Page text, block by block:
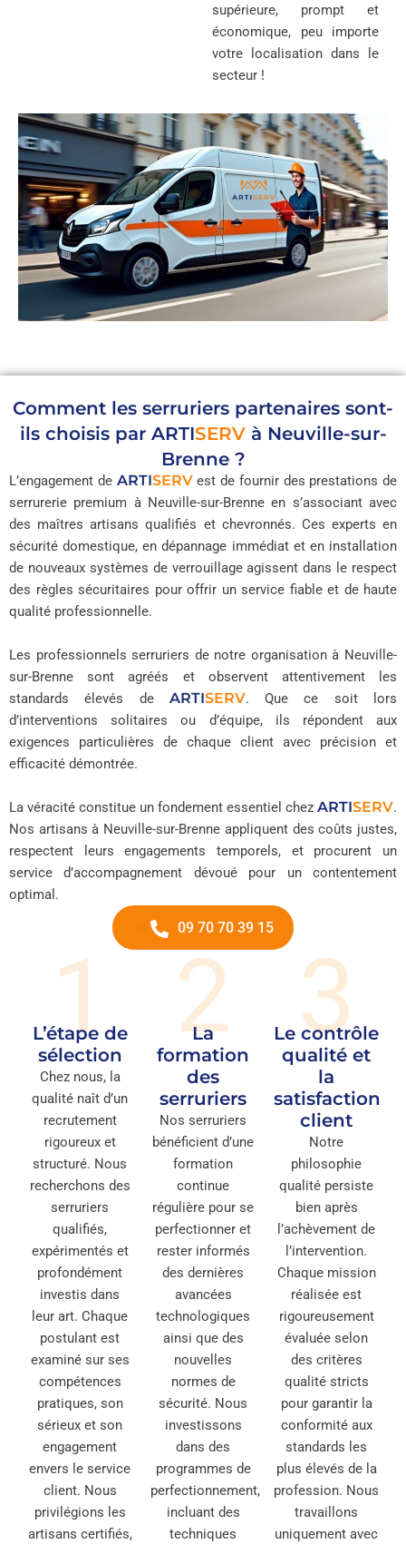
supérieure, prompt et
économique, peu importe
votre localisation dans le
secteur !
Comment les serruriers partenaires sont-
ils choisis par ARTISERVà Neuville-sur-
Brenne ?
L’engagement de ARTISERVest de fournir des prestations de
serrurerie premium à Neuville-sur-Brenne en s’associant avec
des maîtres artisans qualifiés et chevronnés. Ces experts en
sécurité domestique, en dépannage immédiat et en installation
de nouveaux systèmes de verrouillage agissent dans le respect
des règles sécuritaires pour offrir un service fiable et de haute
qualité professionnelle.
Les professionnels serruriers de notre organisation à Neuville-
sur-Brenne sont agréés et observent attentivement les
standards élevés de ARTISERV. Que ce soit lors
d’interventions solitaires ou d’équipe, ils répondent aux
exigences particulières de chaque client avec précision et
efficacité démontrée.
La véracité constitue un fondement essentiel chez ARTISERV.
Nos artisans à Neuville-sur-Brenne appliquent des coûts justes,
respectent leurs engagements temporels, et procurent un
service d’accompagnement dévoué pour un contentement
optimal.
09 70 70 39 15
1
L’étape de
sélection
Chez nous, la
qualité naît d’un
recrutement
rigoureux et
structuré. Nous
recherchons des
serruriers
qualifiés,
expérimentés et
profondément
investis dans
leur art. Chaque
postulant est
examiné sur ses
compétences
pratiques, son
sérieux et son
engagement
envers le service
client. Nous
privilégions les
artisans certifiés,
2
La
formation
des
serruriers
Nos serruriers
bénéficient d’une
formation
continue
régulière pour se
perfectionner et
rester informés
des dernières
avancées
technologiques
ainsi que des
nouvelles
normes de
sécurité. Nous
investissons
dans des
programmes de
perfectionnement,
incluant des
techniques
3
Le contrôle
qualité et
la
satisfaction
client
Notre
philosophie
qualité persiste
bien après
l’achèvement de
l’intervention.
Chaque mission
réalisée est
rigoureusement
évaluée selon
des critères
qualité stricts
pour garantir la
conformité aux
standards les
plus élevés de la
profession. Nous
travaillons
uniquement avec